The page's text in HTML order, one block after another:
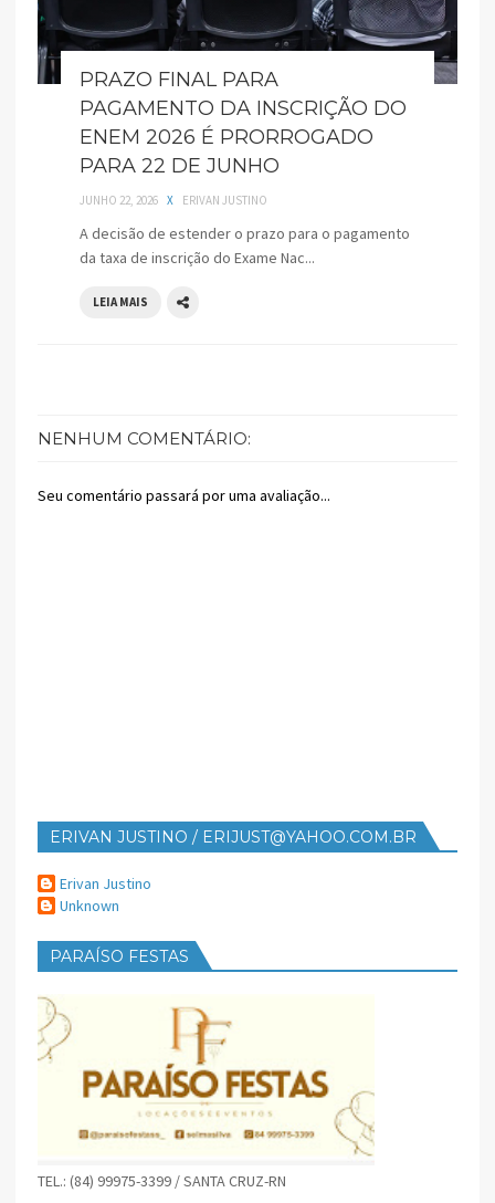
PRAZO FINAL PARA
PAGAMENTO DA INSCRIÇÃO DO
ENEM 2026 É PRORROGADO
PARA 22 DE JUNHO
JUNHO 22, 2026 X ERIVAN JUSTINO
A decisão de estender o prazo para o pagamento
da taxa de inscrição do Exame Nac...
LEIA MAIS
NENHUM COMENTÁRIO:
Seu comentário passará por uma avaliação...
ERIVAN JUSTINO / ERIJUST@YAHOO.COM.BR
Erivan Justino
Unknown
PARAÍSO FESTAS
TEL.: (84) 99975-3399 / SANTA CRUZ-RN